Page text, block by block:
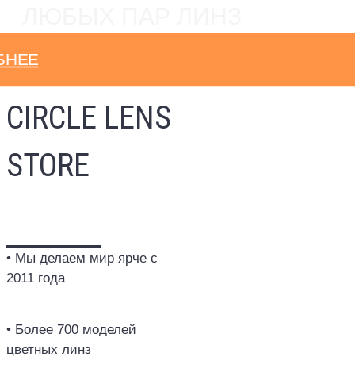
CIRCLE LENS
STORE
• Мы делаем мир ярче с
2011 года
• Более 700 моделей
цветных линз